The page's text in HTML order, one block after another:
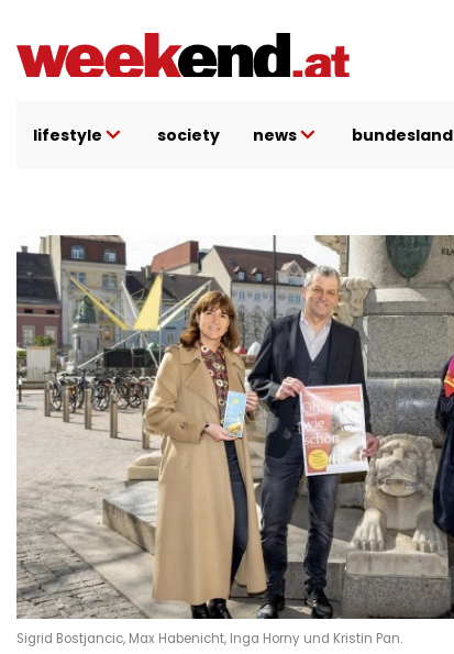
Inhalt
lifestyle society news bundesland
Sigrid Bostjancic, Max Habenicht, Inga Horny und Kristin Pan.